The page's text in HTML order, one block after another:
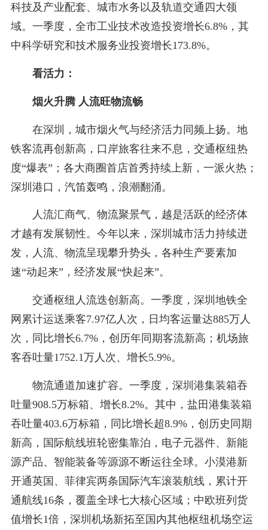
科技及产业配套、城市水务以及轨道交通四大领
域。一季度，全市工业技术改造投资增长6.8%，其
中科学研究和技术服务业投资增长173.8%。
看活力：
烟火升腾 人流旺物流畅
在深圳，城市烟火气与经济活力同频上扬。地
铁客流再创新高，口岸旅客往来不息，交通枢纽热
度“爆表”；各大商圈首店首秀持续上新，一派火热；
深圳港口，汽笛轰鸣，浪潮翻涌。
人流汇商气、物流聚景气，越是活跃的经济体
才越有发展韧性。今年以来，深圳城市活力持续迸
发，人流、物流呈现攀升势头，各种生产要素加
速“动起来”，经济发展“快起来”。
交通枢纽人流迭创新高。一季度，深圳地铁全
网累计运送乘客7.97亿人次，日均客运量达885万人
次，同比增长6.7%，创历年同期客流新高；机场旅
客吞吐量1752.1万人次、增长5.9%。
物流通道加速扩容。一季度，深圳港集装箱吞
吐量908.5万标箱、增长8.2%。其中，盐田港集装箱
吞吐量403.6万标箱，同比增长超8.9%，创历史同期
新高，国际航线班轮密集靠泊，电子元器件、新能
源产品、智能装备等源源不断运往全球。小漠港新
开通英国、菲律宾两条国际汽车滚装航线，累计开
通航线16条，覆盖全球七大核心区域；中欧班列货
值增长1倍，深圳机场新拓至国内其他枢纽机场空运